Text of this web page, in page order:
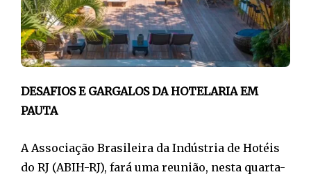
DESAFIOS E GARGALOS DA HOTELARIA EM
PAUTA
A Associação Brasileira da Indústria de Hotéis
do RJ (ABIH-RJ), fará uma reunião, nesta quarta-